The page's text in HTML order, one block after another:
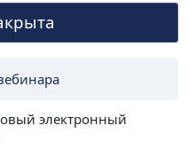
электронный